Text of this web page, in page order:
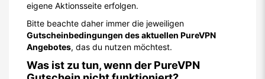
eigene Aktionsseite erfolgen.
Bitte beachte daher immer die jeweiligen
Gutscheinbedingungen des aktuellen PureVPN
Angebotes, das du nutzen möchtest.
Was ist zu tun, wenn der PureVPN